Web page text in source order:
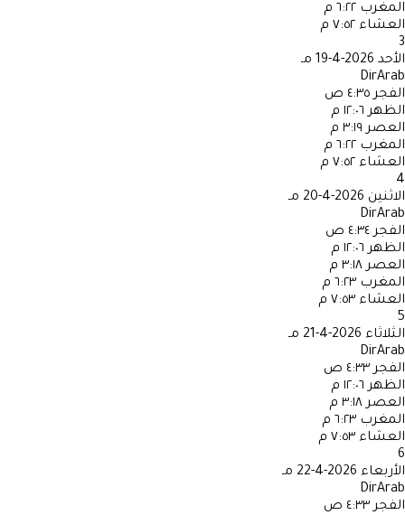
المغرب ٦:٢٢ م
العشاء ٧:٥٢ م
3
الأحد 2026-4-19 مـ
DirArab
الفجر ٤:٣٥ ص
الظهر ١٢:٠٦ م
العصر ٣:١٩ م
المغرب ٦:٢٢ م
العشاء ٧:٥٢ م
4
الاثنين 2026-4-20 مـ
DirArab
الفجر ٤:٣٤ ص
الظهر ١٢:٠٦ م
العصر ٣:١٨ م
المغرب ٦:٢٣ م
العشاء ٧:٥٣ م
5
الثلاثاء 2026-4-21 مـ
DirArab
الفجر ٤:٣٣ ص
الظهر ١٢:٠٦ م
العصر ٣:١٨ م
المغرب ٦:٢٣ م
العشاء ٧:٥٣ م
6
الأربعاء 2026-4-22 مـ
DirArab
الفجر ٤:٣٣ ص